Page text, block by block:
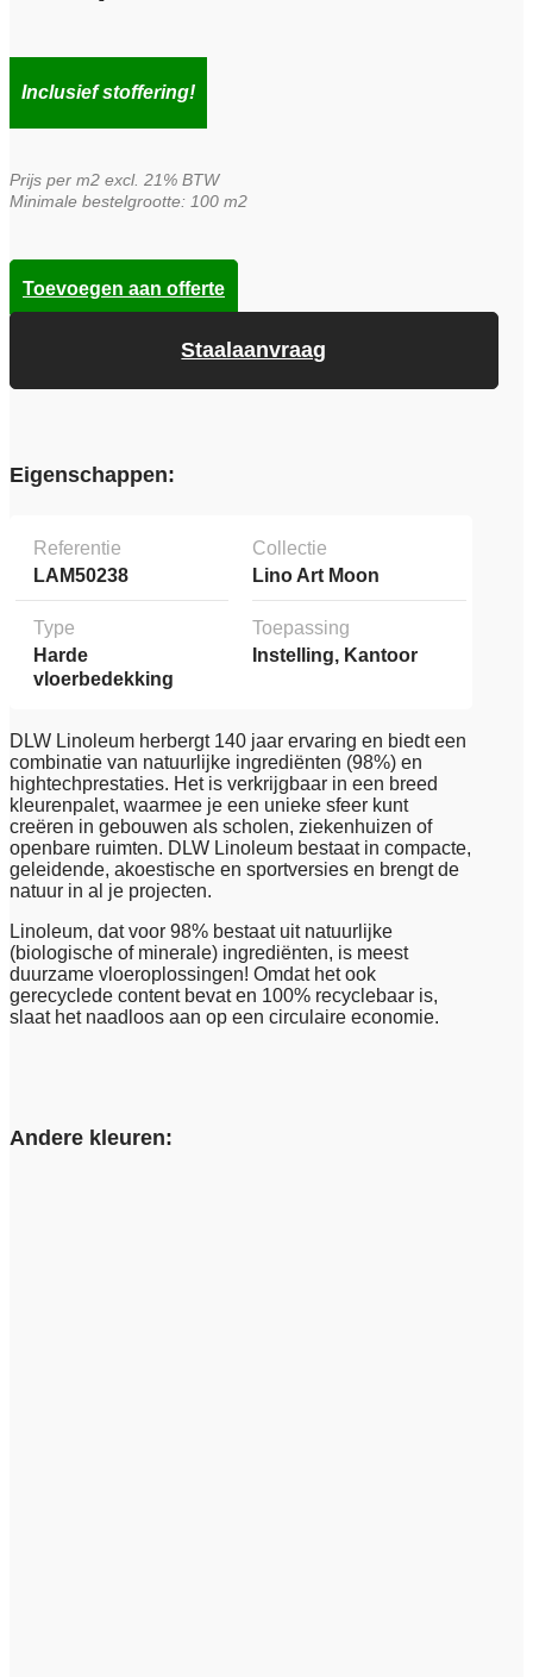
Inclusief stoffering!
Prijs per m2 excl. 21% BTW
Minimale bestelgrootte: 100 m2
Staalaanvraag
Toevoegen aan offerte
Eigenschappen:
Referentie
LAM50238
Collectie
Lino Art Moon
Type
Harde
vloerbedekking
Toepassing
Instelling, Kantoor
DLW Linoleum herbergt 140 jaar ervaring en biedt een
combinatie van natuurlijke ingrediënten (98%) en
hightechprestaties. Het is verkrijgbaar in een breed
kleurenpalet, waarmee je een unieke sfeer kunt
creëren in gebouwen als scholen, ziekenhuizen of
openbare ruimten. DLW Linoleum bestaat in compacte,
geleidende, akoestische en sportversies en brengt de
natuur in al je projecten.
Linoleum, dat voor 98% bestaat uit natuurlijke
(biologische of minerale) ingrediënten, is meest
duurzame vloeroplossingen! Omdat het ook
gerecyclede content bevat en 100% recyclebaar is,
slaat het naadloos aan op een circulaire economie.
Andere kleuren: